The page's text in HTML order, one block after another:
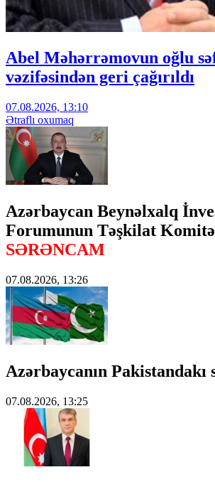
Abel Məhərrəmovun oğlu
vəzifəsindən geri çağırıldı
07.08.2026, 13:10
Ətraflı oxumaq
Azərbaycan Beynəlxalq
Forumunun Təşkilat
SƏRƏNCAM
07.08.2026, 13:26
Azərbaycanın
07.08.2026, 13:25